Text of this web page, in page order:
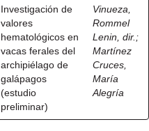
Investigación de
valores
hematológicos en
vacas ferales del
archipiélago de
galápagos
(estudio
preliminar)
Vinueza,
Rommel
Lenin, dir. ;
Martínez
Cruces,
María
Alegría